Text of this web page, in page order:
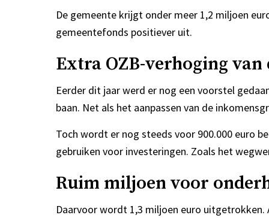
De gemeente krijgt onder meer 1,2 miljoen
gemeentefonds positiever uit.
Extra OZB-verhoging van
Eerder dit jaar werd er nog een voorstel
baan. Net als het aanpassen van de
Toch wordt er nog steeds voor 900.000 euro
gebruiken voor investeringen. Zoals het
Ruim miljoen voor
Daarvoor wordt 1,3 miljoen euro